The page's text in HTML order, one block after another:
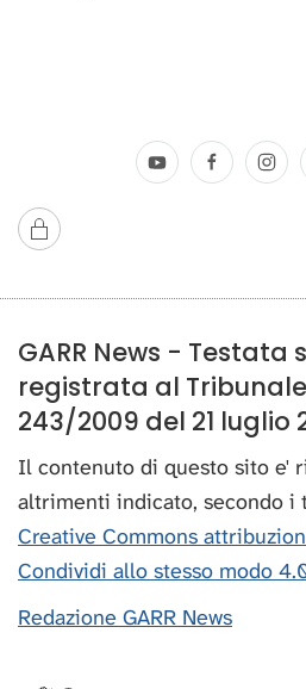
GARR News - Testata
registrata al
243/2009 del 21 luglio
Il contenuto di questo sito e'
altrimenti indicato, secondo i
Creative Commons
Condividi allo stesso modo
Redazione GARR News